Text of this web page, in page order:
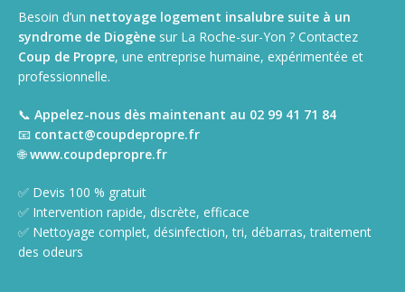
Besoin d’un nettoyage logement insalubre suite à un
syndrome de Diogène sur La Roche-sur-Yon ? Contactez
Coup de Propre, une entreprise humaine, expérimentée et
professionnelle.
📞 Appelez-nous dès maintenant au 02 99 41 71 84
📧 contact@coupdepropre.fr
🌐www.coupdepropre.fr
✅ Devis 100 % gratuit
✅ Intervention rapide, discrète, efficace
✅ Nettoyage complet, désinfection, tri, débarras, traitement
des odeurs